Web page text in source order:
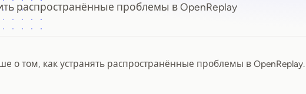
распространённые проблемы в OpenReplay
неполадок
о том, как устранять распространённые проблемы в OpenReplay.